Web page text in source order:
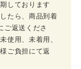
しております
たら、商品到着
ご返送くださ
使用、未着用、
ご負担にて返